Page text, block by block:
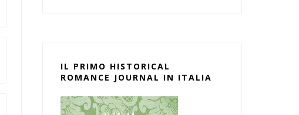
IL PRIMO HISTORICAL
ROMANCE JOURNAL IN ITALIA